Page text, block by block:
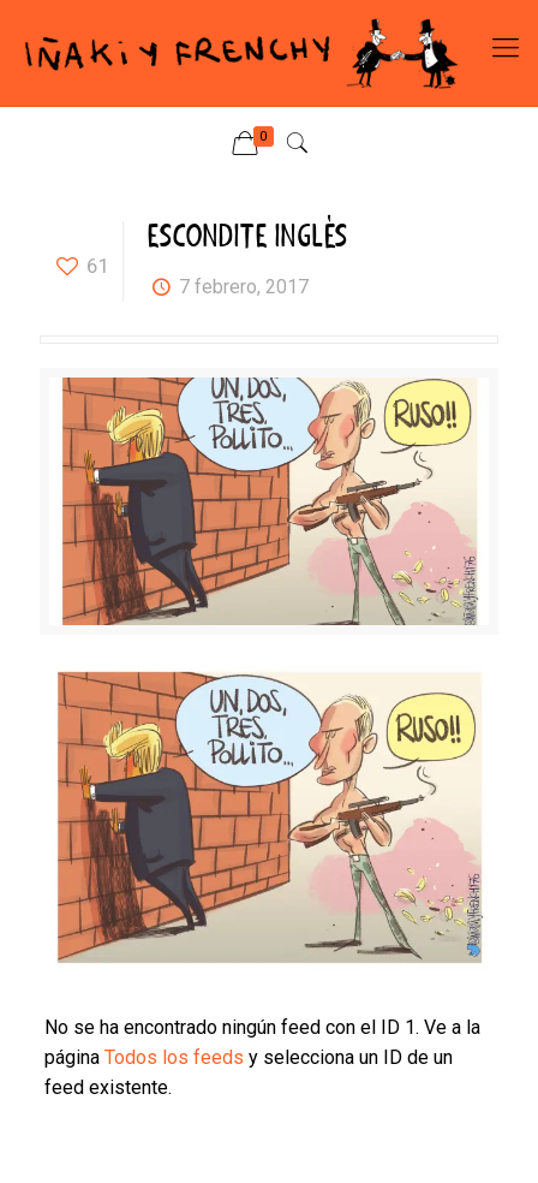
0
61
ESCONDITE INGLÉS
7 febrero, 2017
No se ha encontrado ningún feed con el ID 1. Ve a la
página Todos los feeds y selecciona un ID de un
feed existente.